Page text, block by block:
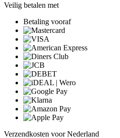
Veilig betalen met
Betaling vooraf
Verzendkosten voor Nederland